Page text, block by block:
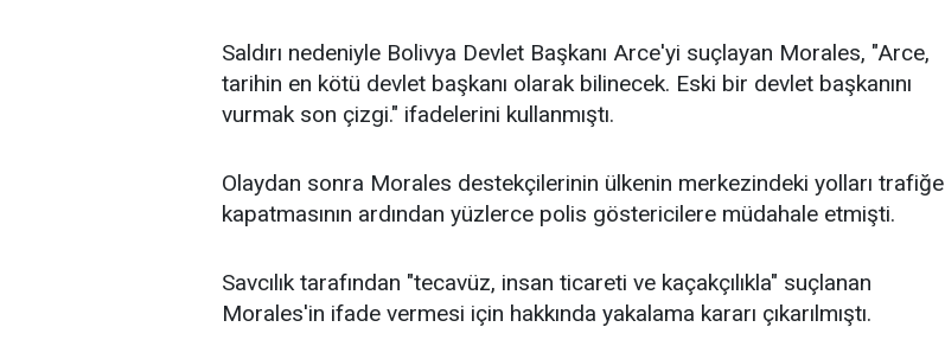
Saldırı nedeniyle Bolivya Devlet Başkanı Arce'yi suçlayan Morales, "Arce,
tarihin en kötü devlet başkanı olarak bilinecek. Eski bir devlet başkanını
vurmak son çizgi." ifadelerini kullanmıştı.
Olaydan sonra Morales destekçilerinin ülkenin merkezindeki yolları trafiğe
kapatmasının ardından yüzlerce polis göstericilere müdahale etmişti.
Savcılık tarafından "tecavüz, insan ticareti ve kaçakçılıkla" suçlanan
Morales'in ifade vermesi için hakkında yakalama kararı çıkarılmıştı.